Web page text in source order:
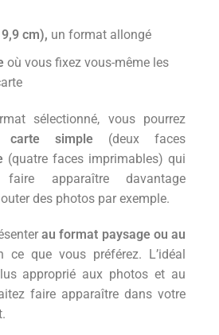
cm), un format allongé
où vous fixez vous-même les
sélectionné, vous pourrez
carte simple (deux faces
(quatre faces imprimables) qui
apparaître davantage
des photos par exemple.
au format paysage ou au
ce que vous préférez. L’idéal
approprié aux photos et au
faire apparaître dans votre